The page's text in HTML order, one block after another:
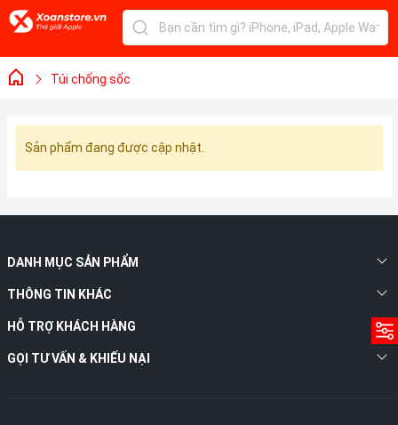
Túi chống sốc
Sản phẩm đang được cập nhật.
DANH MỤC SẢN PHẨM
THÔNG TIN KHÁC
HỖ TRỢ KHÁCH HÀNG
GỌI TƯ VẤN & KHIẾU NẠI